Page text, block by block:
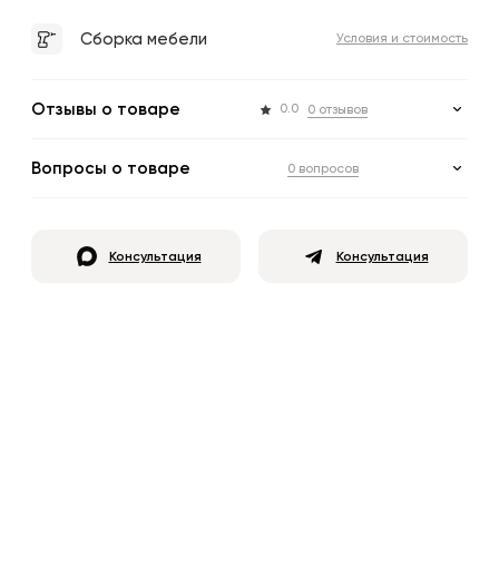
Сборка мебели Условия и стоимость
Отзывы о товаре 0.0 0 отзывов
Вопросы о товаре 0 вопросов
Консультация Консультация